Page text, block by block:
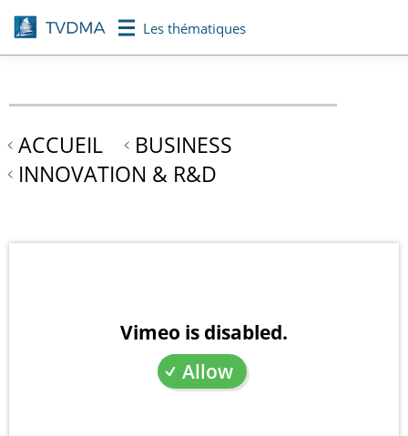
Aller
au
contenu
Les thématiques
ACCUEIL
BUSINESS
INNOVATION & R&D
Vimeo is disabled.
Allow